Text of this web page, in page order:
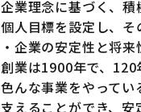
企業理念に基づく、
個人目標を設定し、
・企業の安定性と将来
創業は1900年で、120
色んな事業をやって
支えることができ、安